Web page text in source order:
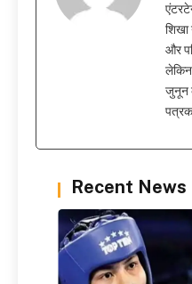
शिखा
और
लेकिन
जुनून
Recent News